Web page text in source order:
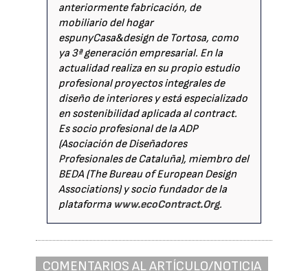
anteriormente fabricación, de
mobiliario del hogar
espunyCasa&design de Tortosa, como
ya 3ª generación empresarial. En la
actualidad realiza en su propio estudio
profesional proyectos integrales de
diseño de interiores y está especializado
en sostenibilidad aplicada al contract.
Es socio profesional de la ADP
(Asociación de Diseñadores
Profesionales de Cataluña), miembro del
BEDA (The Bureau of European Design
Associations) y socio fundador de la
plataformawww.ecoContract.Org.
COMENTARIOS AL ARTÍCULO/NOTICIA